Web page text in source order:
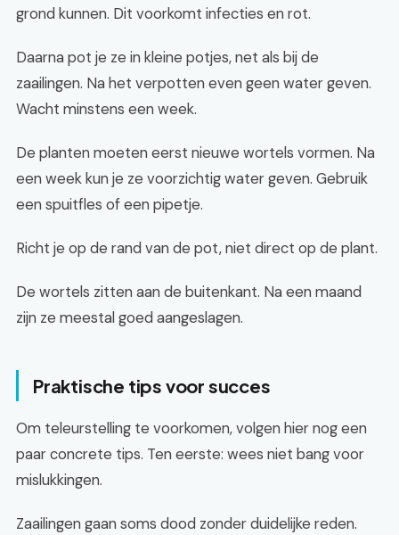
grond kunnen. Dit voorkomt infecties en rot.
Daarna pot je ze in kleine potjes, net als bij de
zaailingen. Na het verpotten even geen water geven.
Wacht minstens een week.
De planten moeten eerst nieuwe wortels vormen. Na
een week kun je ze voorzichtig water geven. Gebruik
een spuitfles of een pipetje.
Richt je op de rand van de pot, niet direct op de plant.
De wortels zitten aan de buitenkant. Na een maand
zijn ze meestal goed aangeslagen.
Praktische tips voor succes
Om teleurstelling te voorkomen, volgen hier nog een
paar concrete tips. Ten eerste: wees niet bang voor
mislukkingen.
Zaailingen gaan soms dood zonder duidelijke reden.